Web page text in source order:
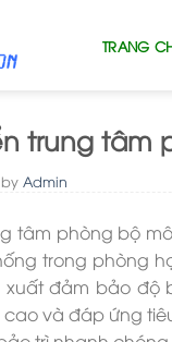
TRANG
trung tâm
by Admin
tâm phòng bộ
trong phòng
xuất đảm bảo
và đáp ứng